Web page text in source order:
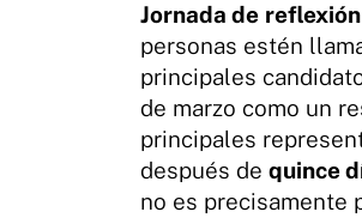
Jornada de
personas estén
principales
de marzo como un
principales
después de quince
no es precisamente